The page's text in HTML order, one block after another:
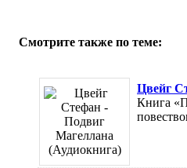
Смотрите также по теме:
Цвейг
Книга